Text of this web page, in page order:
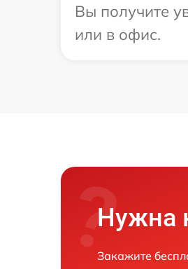
Вы получите
или в офис.
Нужна
Закажите